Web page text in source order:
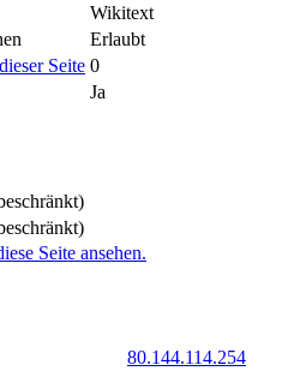
Wikitext
Erlaubt
Seite 0
Ja
Seite ansehen.
80.144.114.254